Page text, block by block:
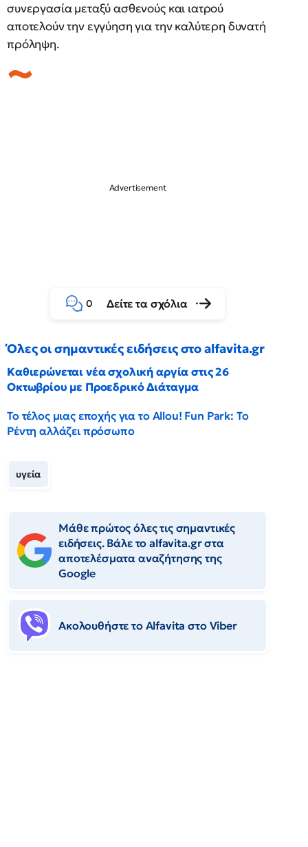
συνεργασία μεταξύ ασθενούς και ιατρού
αποτελούν την εγγύηση για την καλύτερη δυνατή
πρόληψη.
0 Δείτε τα σχόλια
Όλες οι σημαντικές ειδήσεις στο alfavita.gr
Καθιερώνεται νέα σχολική αργία στις 26
Οκτωβρίου με Προεδρικό Διάταγμα
Το τέλος μιας εποχής για το Allou! Fun Park: Το
Ρέντη αλλάζει πρόσωπο
υγεία
Μάθε πρώτος όλες τις σημαντικές
ειδήσεις. Βάλε το alfavita.gr στα
αποτελέσματα αναζήτησης της
Google
Ακολουθήστε το Αlfavita στο Viber